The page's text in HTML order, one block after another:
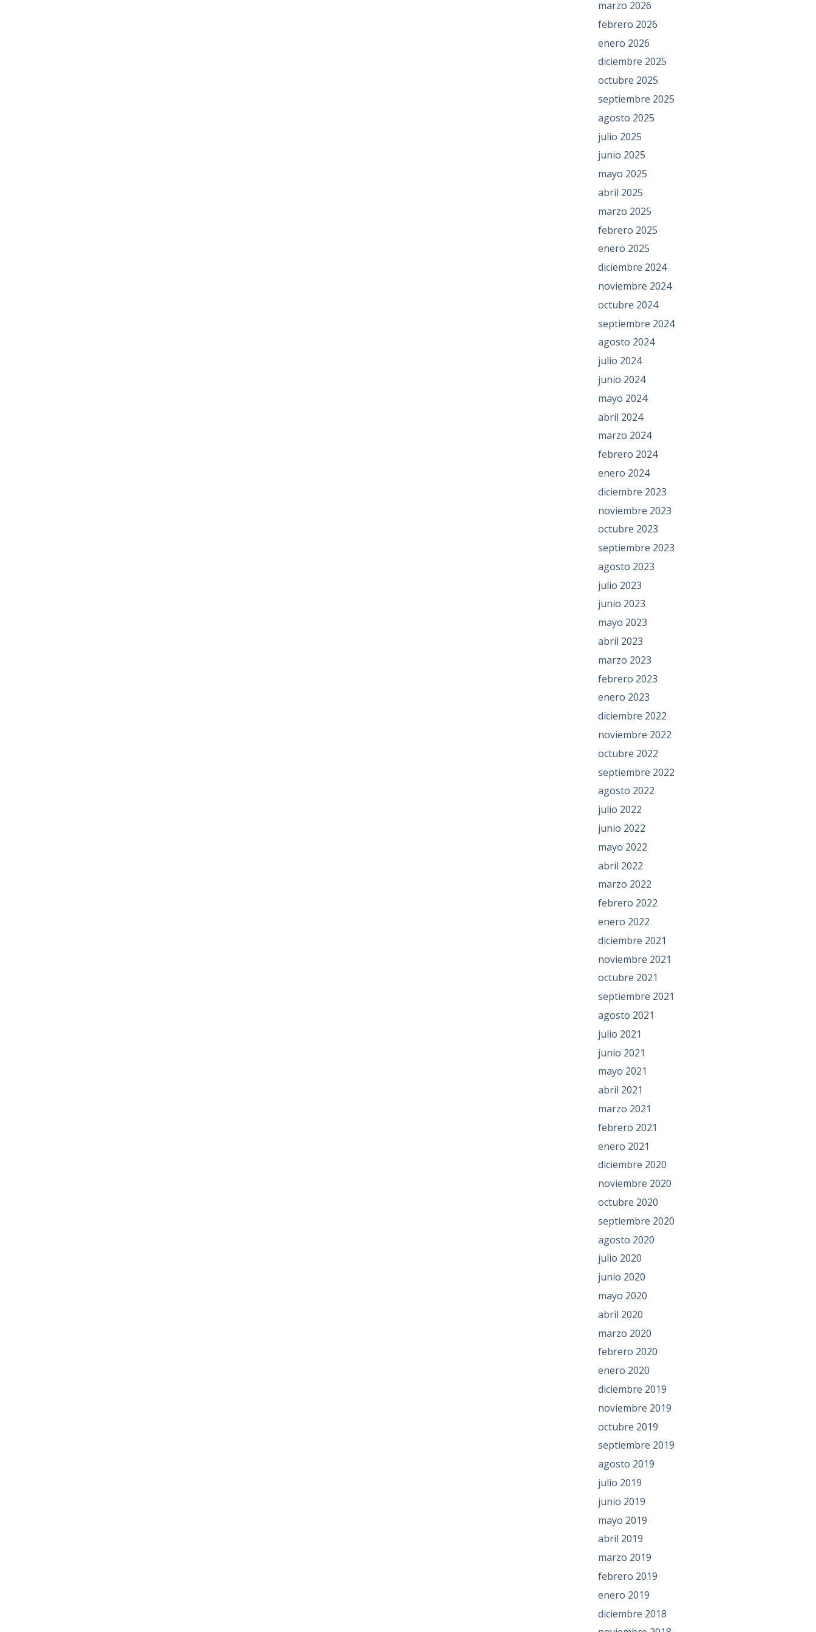
marzo 2026
febrero 2026
enero 2026
diciembre 2025
octubre 2025
septiembre 2025
agosto 2025
julio 2025
junio 2025
mayo 2025
abril 2025
marzo 2025
febrero 2025
enero 2025
diciembre 2024
noviembre 2024
octubre 2024
septiembre 2024
agosto 2024
julio 2024
junio 2024
mayo 2024
abril 2024
marzo 2024
febrero 2024
enero 2024
diciembre 2023
noviembre 2023
octubre 2023
septiembre 2023
agosto 2023
julio 2023
junio 2023
mayo 2023
abril 2023
marzo 2023
febrero 2023
enero 2023
diciembre 2022
noviembre 2022
octubre 2022
septiembre 2022
agosto 2022
julio 2022
junio 2022
mayo 2022
abril 2022
marzo 2022
febrero 2022
enero 2022
diciembre 2021
noviembre 2021
octubre 2021
septiembre 2021
agosto 2021
julio 2021
junio 2021
mayo 2021
abril 2021
marzo 2021
febrero 2021
enero 2021
diciembre 2020
noviembre 2020
octubre 2020
septiembre 2020
agosto 2020
julio 2020
junio 2020
mayo 2020
abril 2020
marzo 2020
febrero 2020
enero 2020
diciembre 2019
noviembre 2019
octubre 2019
septiembre 2019
agosto 2019
julio 2019
junio 2019
mayo 2019
abril 2019
marzo 2019
febrero 2019
enero 2019
diciembre 2018